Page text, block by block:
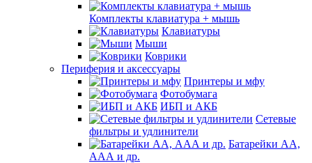
Комплекты клавиатура + мышь
Клавиатуры
Мыши
Коврики
Периферия и аксессуары
Принтеры и мфу
Фотобумага
ИБП и АКБ
Сетевые
фильтры и удлинители
Батарейки АА,
ААА и др.